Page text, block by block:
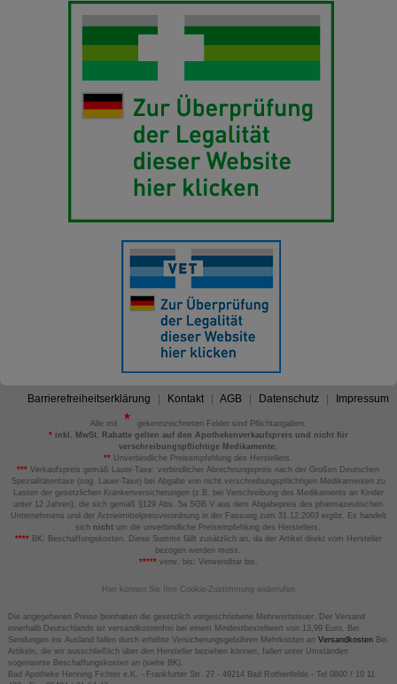
Barrierefreiheitserklärung Kontakt AGB Datenschutz Impressum
Alle mit
gekennzeichneten Felder sind Pflichtangaben.
*inkl. MwSt. Rabatte gelten auf den Apothekenverkaufspreis und nicht für
verschreibungspflichtige Medikamente.
** Unverbindliche Preisempfehlung des Herstellers.
*** Verkaufspreis gemäß Lauer-Taxe; verbindlicher Abrechnungspreis nach der Großen Deutschen
Spezialitätentaxe (sog. Lauer-Taxe) bei Abgabe von nicht verschreibungspflichtigen Medikamenten zu
Lasten der gesetzlichen Krankenversicherungen (z.B. bei Verschreibung des Medikaments an Kinder
unter 12 Jahren), die sich gemäß §129 Abs. 5a SGB V aus dem Abgabepreis des pharmazeutischen
Unternehmens und der Arzneimittelpreisverordnung in der Fassung zum 31.12.2003 ergibt. Es handelt
sich nicht um die unverbindliche Preisempfehlung des Herstellers.
****BK: Beschaffungskosten. Diese Summe fällt zusätzlich an, da der Artikel direkt vom Hersteller
bezogen werden muss.
*****verw. bis: Verwendbar bis.
Hier können Sie Ihre Cookie-Zustimmung widerrufen
Die angegebenen Preise beinhalten die gesetzlich vorgeschriebene Mehrwertsteuer. Der Versand
innerhalb Deutschlands ist versandkostenfrei bei einem Mindestbestellwert von 13,99 Euro. Bei
Sendungen ins Ausland fallen durch erhöhte Versicherungsgebühren Mehrkosten an VersandkostenBei
Artikeln, die wir ausschließlich über den Hersteller beziehen können, fallen unter Umständen
sogenannte Beschaffungskosten an (siehe BK).
Bad Apotheke Henning Fichter e.K. - Frankfurter Str. 27 - 49214 Bad Rothenfelde - Tel 0800 / 10 11